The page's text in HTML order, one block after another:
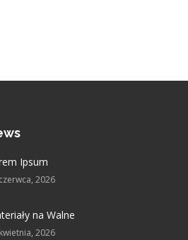
Ipsum
2026
na Walne
2026